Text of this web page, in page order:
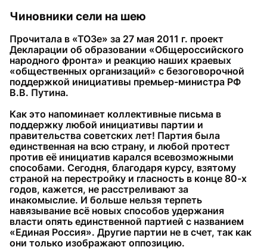
Чиновники сели на шею
Прочитала в «ТОЗе» за 27 мая 2011 г. проект
Декларации об образовании «Общероссийского
народного фронта» и реакцию наших краевых
«общественных организаций» с безоговорочной
поддержкой инициативы премьер-министра РФ
В.В. Путина.
Как это напоминает коллективные письма в
поддержку любой инициативы партии и
правительства советских лет! Партия была
единственная на всю страну, и любой протест
против её инициатив карался всевозможными
способами. Сегодня, благодаря курсу, взятому
страной на перестройку и гласность в конце 80-х
годов, кажется, не расстреливают за
инакомыслие. И больше нельзя терпеть
навязывание всё новых способов удержания
власти опять единственной партией с названием
«Единая Россия». Другие партии не в счет, так как
они только изображают оппозицию.